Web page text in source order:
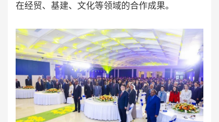
在经贸、基建、文化等领域的合作成果。